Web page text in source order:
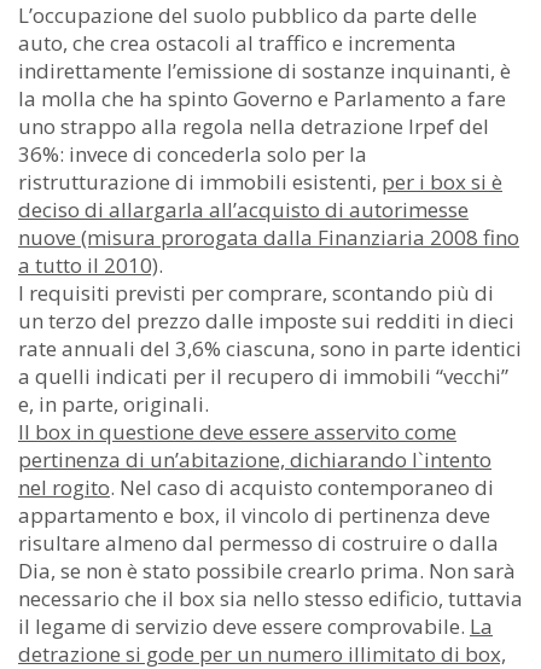
L’occupazione del suolo pubblico da parte delle
auto, che crea ostacoli al traffico e incrementa
indirettamente l’emissione di sostanze inquinanti, è
la molla che ha spinto Governo e Parlamento a fare
uno strappo alla regola nella detrazione Irpef del
36%: invece di concederla solo per la
ristrutturazione di immobili esistenti, per i box si è
deciso di allargarla all’acquisto di autorimesse
nuove (misura prorogata dalla Finanziaria 2008 fino
a tutto il 2010).
I requisiti previsti per comprare, scontando più di
un terzo del prezzo dalle imposte sui redditi in dieci
rate annuali del 3,6% ciascuna, sono in parte identici
a quelli indicati per il recupero di immobili “vecchi”
e, in parte, originali.
Il box in questione deve essere asservito come
pertinenza di un’abitazione, dichiarando l`intento
nel rogito. Nel caso di acquisto contemporaneo di
appartamento e box, il vincolo di pertinenza deve
risultare almeno dal permesso di costruire o dalla
Dia, se non è stato possibile crearlo prima. Non sarà
necessario che il box sia nello stesso edificio, tuttavia
il legame di servizio deve essere comprovabile. La
detrazione si gode per un numero illimitato di box,